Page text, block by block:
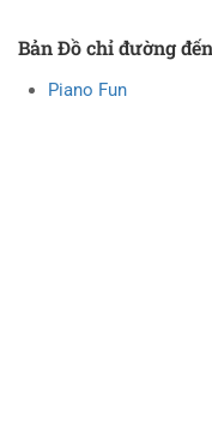
Bản Đồ chỉ đường
Piano Fun